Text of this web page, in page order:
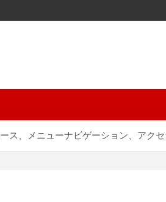
ス、メニューナビゲーション、アク